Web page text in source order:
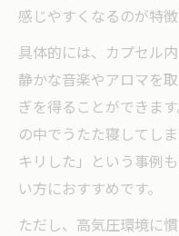
感じやすくなるのが特徴
具体的には、カプセル
静かな音楽やアロマを
ぎを得ることができま
の中でうたた寝してし
キリした」という事例
い方におすすめです。
ただし、高気圧環境に